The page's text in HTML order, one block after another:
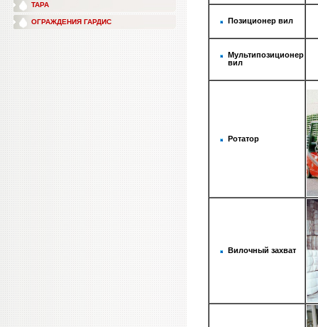
ТАРА
ОГРАЖДЕНИЯ ГАРДИС Позиционер вил
Мультипозиционер
вил
Ротатор
Вилочный захват